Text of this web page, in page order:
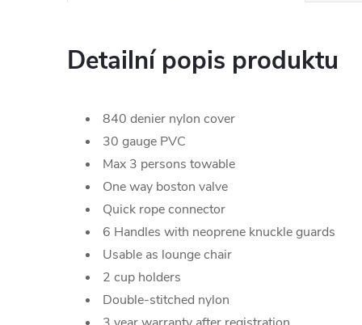
Detailní popis produktu
840 denier nylon cover
30 gauge PVC
Max 3 persons towable
One way boston valve
Quick rope connector
6 Handles with neoprene knuckle guards
Usable as lounge chair
2 cup holders
Double-stitched nylon